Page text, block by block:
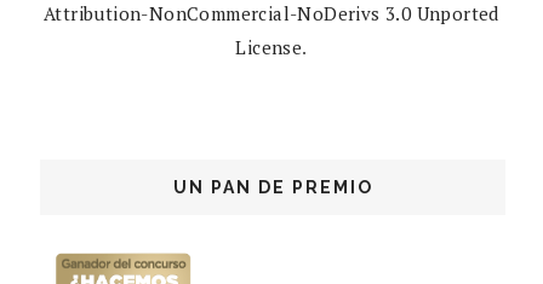
Attribution-NonCommercial-NoDerivs 3.0 Unported
License.
UN PAN DE PREMIO